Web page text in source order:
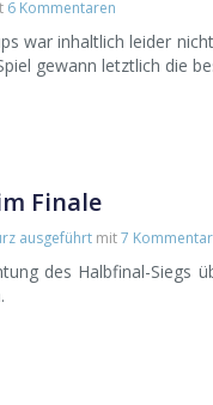
6 Kommentaren
war inhaltlich leider
gewann letztlich die
Finale
ausgeführt mit7
des Halbfinal-Siegs